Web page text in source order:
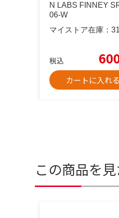
N LABS FINNEY
06-W
マイストア在庫：
税込
カートに入れる
この商品を